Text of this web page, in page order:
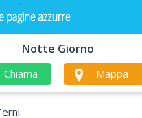
Notte Giorno
Chiama Mappa